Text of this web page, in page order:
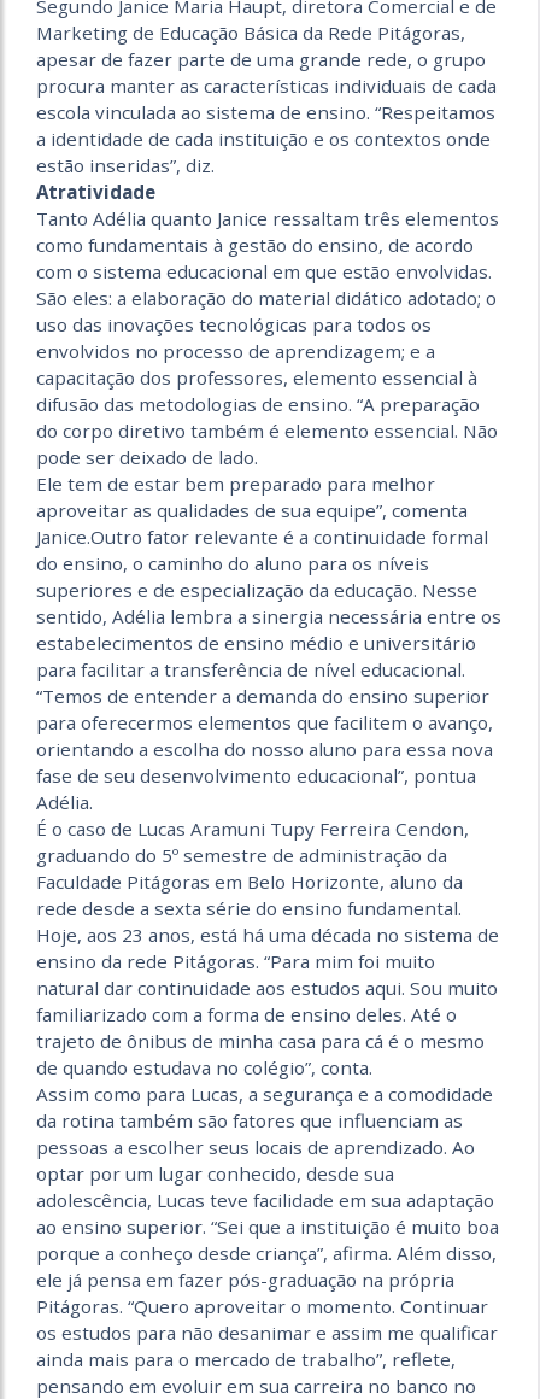
Segundo Janice Maria Haupt, diretora Comercial e de
Marketing de Educação Básica da Rede Pitágoras,
apesar de fazer parte de uma grande rede, o grupo
procura manter as características individuais de cada
escola vinculada ao sistema de ensino. “Respeitamos
a identidade de cada instituição e os contextos onde
estão inseridas”, diz.
Atratividade
Tanto Adélia quanto Janice ressaltam três elementos
como fundamentais à gestão do ensino, de acordo
com o sistema educacional em que estão envolvidas.
São eles: a elaboração do material didático adotado; o
uso das inovações tecnológicas para todos os
envolvidos no processo de aprendizagem; e a
capacitação dos professores, elemento essencial à
difusão das metodologias de ensino. “A preparação
do corpo diretivo também é elemento essencial. Não
pode ser deixado de lado.
Ele tem de estar bem preparado para melhor
aproveitar as qualidades de sua equipe”, comenta
Janice.Outro fator relevante é a continuidade formal
do ensino, o caminho do aluno para os níveis
superiores e de especialização da educação. Nesse
sentido, Adélia lembra a sinergia necessária entre os
estabelecimentos de ensino médio e universitário
para facilitar a transferência de nível educacional.
“Temos de entender a demanda do ensino superior
para oferecermos elementos que facilitem o avanço,
orientando a escolha do nosso aluno para essa nova
fase de seu desenvolvimento educacional”, pontua
Adélia.
É o caso de Lucas Aramuni Tupy Ferreira Cendon,
graduando do 5º semestre de administração da
Faculdade Pitágoras em Belo Horizonte, aluno da
rede desde a sexta série do ensino fundamental.
Hoje, aos 23 anos, está há uma década no sistema de
ensino da rede Pitágoras. “Para mim foi muito
natural dar continuidade aos estudos aqui. Sou muito
familiarizado com a forma de ensino deles. Até o
trajeto de ônibus de minha casa para cá é o mesmo
de quando estudava no colégio”, conta.
Assim como para Lucas, a segurança e a comodidade
da rotina também são fatores que influenciam as
pessoas a escolher seus locais de aprendizado. Ao
optar por um lugar conhecido, desde sua
adolescência, Lucas teve facilidade em sua adaptação
ao ensino superior. “Sei que a instituição é muito boa
porque a conheço desde criança”, afirma. Além disso,
ele já pensa em fazer pós-graduação na própria
Pitágoras. “Quero aproveitar o momento. Continuar
os estudos para não desanimar e assim me qualificar
ainda mais para o mercado de trabalho”, reflete,
pensando em evoluir em sua carreira no banco no